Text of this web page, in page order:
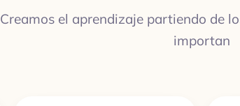
Creamos el aprendizaje partiendo de
importan